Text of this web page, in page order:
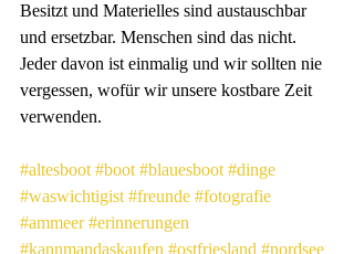
Besitzt und Materielles sind austauschbar
und ersetzbar. Menschen sind das nicht.
Jeder davon ist einmalig und wir sollten nie
vergessen, wofür wir unsere kostbare Zeit
verwenden.
#altesboot #boot #blauesboot #dinge
#waswichtigist #freunde #fotografie
#ammeer #erinnerungen
#kannmandaskaufen #ostfriesland #nordsee